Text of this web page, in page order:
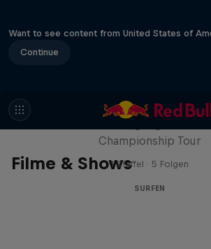
Want to see content from United States of
Continue
Filme & Shows
WSL Replay
Championship Tour
1 Staffel · 5 Folgen
SURFEN